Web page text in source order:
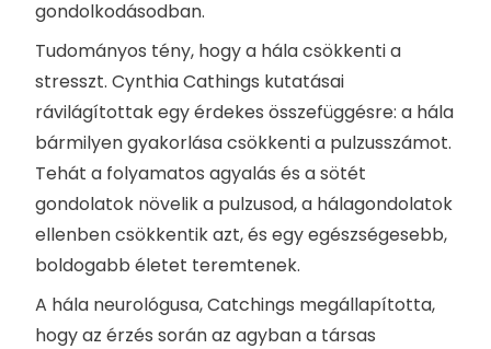
gondolkodásodban.
Tudományos tény, hogy a hála csökkenti a
stresszt. Cynthia Cathings kutatásai
rávilágítottak egy érdekes összefüggésre: a hála
bármilyen gyakorlása csökkenti a pulzusszámot.
Tehát a folyamatos agyalás és a sötét
gondolatok növelik a pulzusod, a hálagondolatok
ellenben csökkentik azt, és egy egészségesebb,
boldogabb életet teremtenek.
A hála neurológusa, Catchings megállapította,
hogy az érzés során az agyban a társas